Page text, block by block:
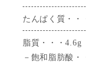
たんぱく質・・
脂質・・・4.6g
－飽和脂肪酸・